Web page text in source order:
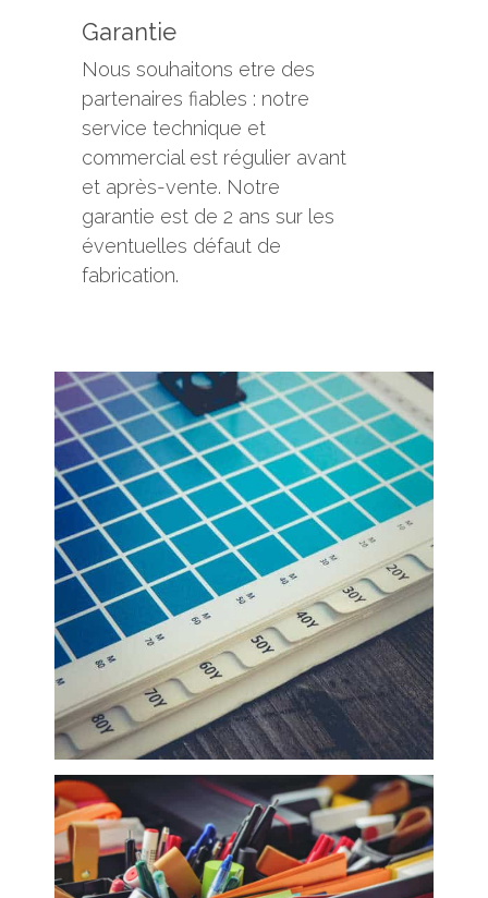
Garantie
Nous souhaitons etre des
partenaires fiables : notre
service technique et
commercial est régulier avant
et après-vente. Notre
garantie est de 2 ans sur les
éventuelles défaut de
fabrication.